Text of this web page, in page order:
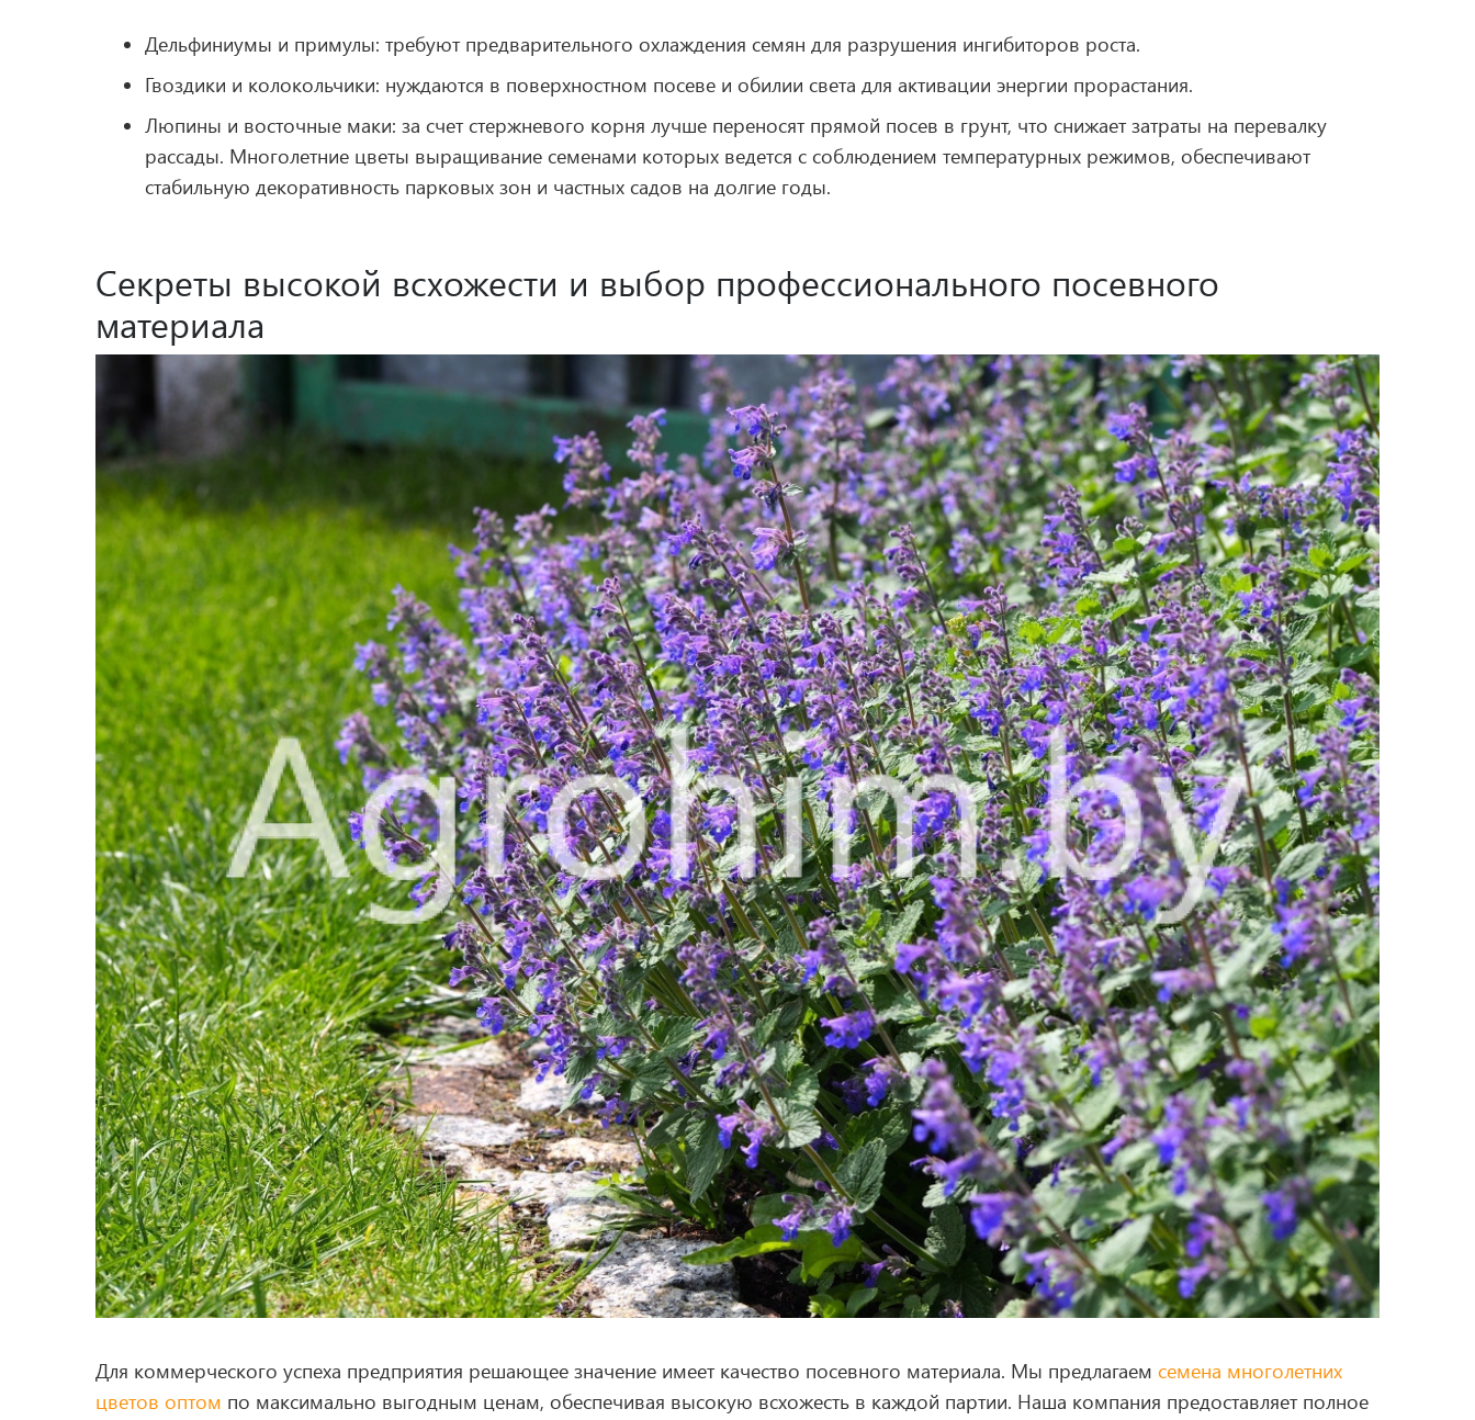
Дельфиниумы и примулы: требуют предварительного охлаждения семян для разрушения ингибиторов роста.
Гвоздики и колокольчики: нуждаются в поверхностном посеве и обилии света для активации энергии прорастания.
Люпины и восточные маки: за счет стержневого корня лучше переносят прямой посев в грунт, что снижает затраты на перевалку
рассады. Многолетние цветы выращивание семенами которых ведется с соблюдением температурных режимов, обеспечивают
стабильную декоративность парковых зон и частных садов на долгие годы.
Секреты высокой всхожести и выбор профессионального посевного
материала
Для коммерческого успеха предприятия решающее значение имеет качество посевного материала. Мы предлагаем семена многолетних
цветов оптом по максимально выгодным ценам, обеспечивая высокую всхожесть в каждой партии. Наша компания предоставляет полное